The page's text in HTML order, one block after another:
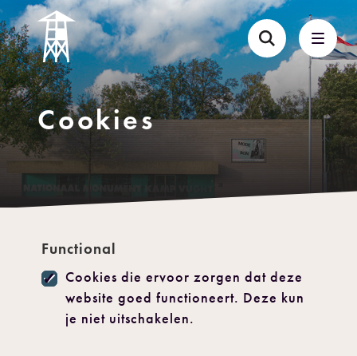
Cookies
Functional
Cookies die ervoor zorgen dat deze
website goed functioneert. Deze kun
je niet uitschakelen.